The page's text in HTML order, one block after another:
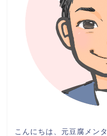
こんにちは、元豆腐メン